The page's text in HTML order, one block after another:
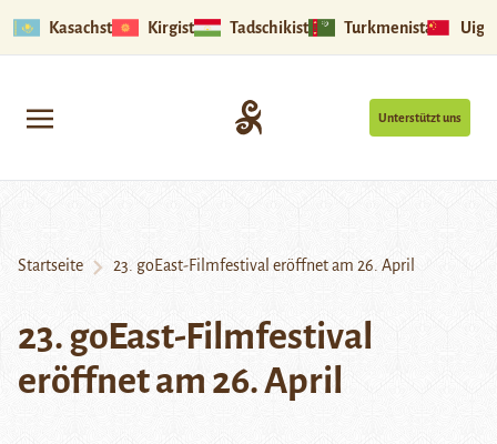
Kasachstan Kirgistan Tadschikistan Turkmenistan
Unterstützt uns
Startseite 23. goEast-Filmfestival eröffnet am 26. April
23. goEast-Filmfestival
eröffnet am 26. April